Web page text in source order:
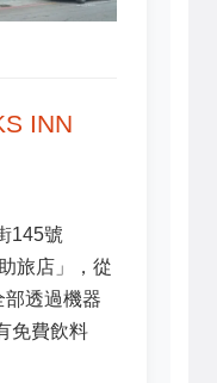
INN
145號
旅店」，從
透過機器
免費飲料